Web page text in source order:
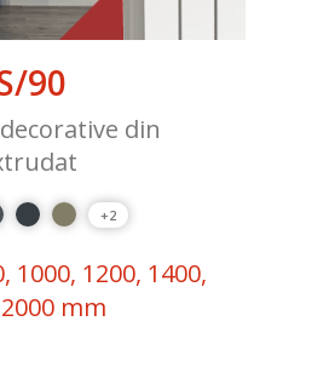
90
din
+2
1000, 1200, 1400,
mm